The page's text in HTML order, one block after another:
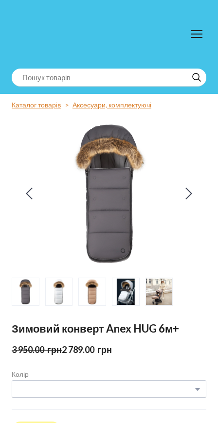
Каталог товарів Аксесуари, комплектуючі
Зимовий конверт Anex HUG 6м+
3 950.00  грн2 789.00  грн
Колір